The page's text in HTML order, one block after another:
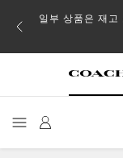
일부 상품은 재고